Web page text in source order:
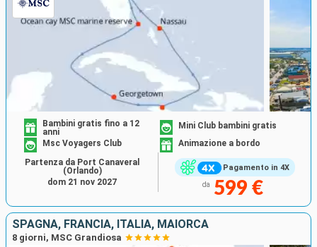
Pagamento in 4X
Bambini gratis fino a 12
anni
Mini Club bambini gratis
Msc Voyagers Club
Animazione a bordo
da 599 €
Partenza da Port Canaveral
(Orlando)
dom 21 nov 2027
SPAGNA, FRANCIA, ITALIA, MAIORCA
8 giorni, MSC Grandiosa